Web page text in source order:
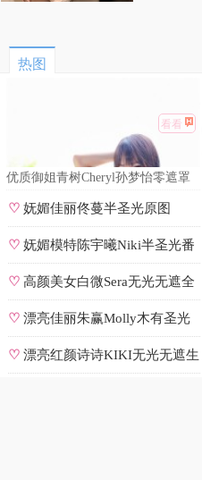
热图
看看
优质御姐青树Cheryl孙梦怡零遮罩
♡妩媚佳丽佟蔓半圣光原图
♡妩媚模特陈宇曦Niki半圣光番
号
♡高颜美女白微Sera无光无遮全
集
♡漂亮佳丽朱赢Molly木有圣光
原图
♡漂亮红颜诗诗KIKI无光无遮生